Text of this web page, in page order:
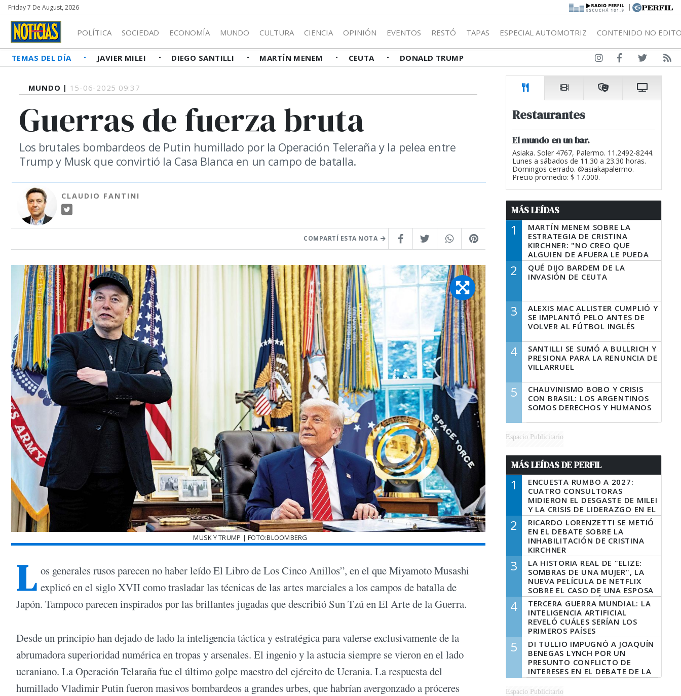
Friday 7 De August, 2026 |
POLÍTICA SOCIEDAD ECONOMÍA MUNDO CULTURA CIENCIA OPINIÓN EVENTOS RESTÓ TAPAS ESPECIAL AUTOMOTRIZ CONTENIDO NO
TEMAS DEL DÍA JAVIER MILEI DIEGO SANTILLI MARTÍN MENEM CEUTA DONALD TRUMP
MUNDO | 15-06-2025 09:37
Guerras de fuerza bruta
Los brutales bombardeos de Putin humillado por la Operación Teleraña y la pelea entre
Trump y Musk que convirtió la Casa Blanca en un campo de batalla.
CLAUDIO FANTINI
COMPARTÍ ESTA NOTA
MUSK Y TRUMP | FOTO:BLOOMBERG
L os generales rusos parecen no haber leído El Libro de Los Cinco Anillos”, en el que Miyamoto Musashi
explicó en el siglo XVII como trasladar las técnicas de las artes marciales a los campos de batalla de
Japón. Tampoco parecen inspirados por las brillantes jugadas que describió Sun Tzú en El Arte de la Guerra.
Desde un principio han dejado de lado la inteligencia táctica y estratégica para valerse exclusivamente de la
abrumadora superioridad numérica en tropas y arsenales. El ingenio y la astucia siempre se vieron en el lado
ucraniano. La Operación Telaraña fue el último golpe maestro del ejército de Ucrania. La respuesta del
humillado Vladimir Putin fueron masivos bombardeos a grandes urbes, que habrían avergonzado a próceres
Restaurantes
El mundo en un bar.
Asiaka. Soler 4767, Palermo. 11.2492-8244.
Lunes a sábados de 11.30 a 23.30 horas.
Domingos cerrado. @asiakapalermo.
Precio promedio: $ 17.000.
MÁS LEÍDAS
1
MARTÍN MENEM SOBRE LA
ESTRATEGIA DE CRISTINA
KIRCHNER: "NO CREO QUE
ALGUIEN DE AFUERA LE PUEDA
DECIR A LA JUSTICIA LO QUE
TIENE QUE HACER"
2
QUÉ DIJO BARDEM DE LA
INVASIÓN DE CEUTA
3
ALEXIS MAC ALLISTER CUMPLIÓ Y
SE IMPLANTÓ PELO ANTES DE
VOLVER AL FÚTBOL INGLÉS
4
SANTILLI SE SUMÓ A BULLRICH Y
PRESIONA PARA LA RENUNCIA DE
VILLARRUEL
5
CHAUVINISMO BOBO Y CRISIS
CON BRASIL: LOS ARGENTINOS
SOMOS DERECHOS Y HUMANOS
Espacio Publicitario
MÁS LEÍDAS DE PERFIL
1
ENCUESTA RUMBO A 2027:
CUATRO CONSULTORAS
MIDIERON EL DESGASTE DE MILEI
Y LA CRISIS DE LIDERAZGO EN EL
PERONISMO
2
RICARDO LORENZETTI SE METIÓ
EN EL DEBATE SOBRE LA
INHABILITACIÓN DE CRISTINA
KIRCHNER
3
LA HISTORIA REAL DE "ELIZE:
SOMBRAS DE UNA MUJER", LA
NUEVA PELÍCULA DE NETFLIX
SOBRE EL CASO DE UNA ESPOSA
QUE DESCUARTIZÓ A SU
MARIDO
4
TERCERA GUERRA MUNDIAL: LA
INTELIGENCIA ARTIFICIAL
REVELÓ CUÁLES SERÍAN LOS
PRIMEROS PAÍSES
LATINOAMERICANOS EN SER
DERROTADOS
5
DI TULLIO IMPUGNÓ A JOAQUÍN
BENEGAS LYNCH POR UN
PRESUNTO CONFLICTO DE
INTERESES EN EL DEBATE DE LA
LEY DE TIERRAS
Espacio Publicitario